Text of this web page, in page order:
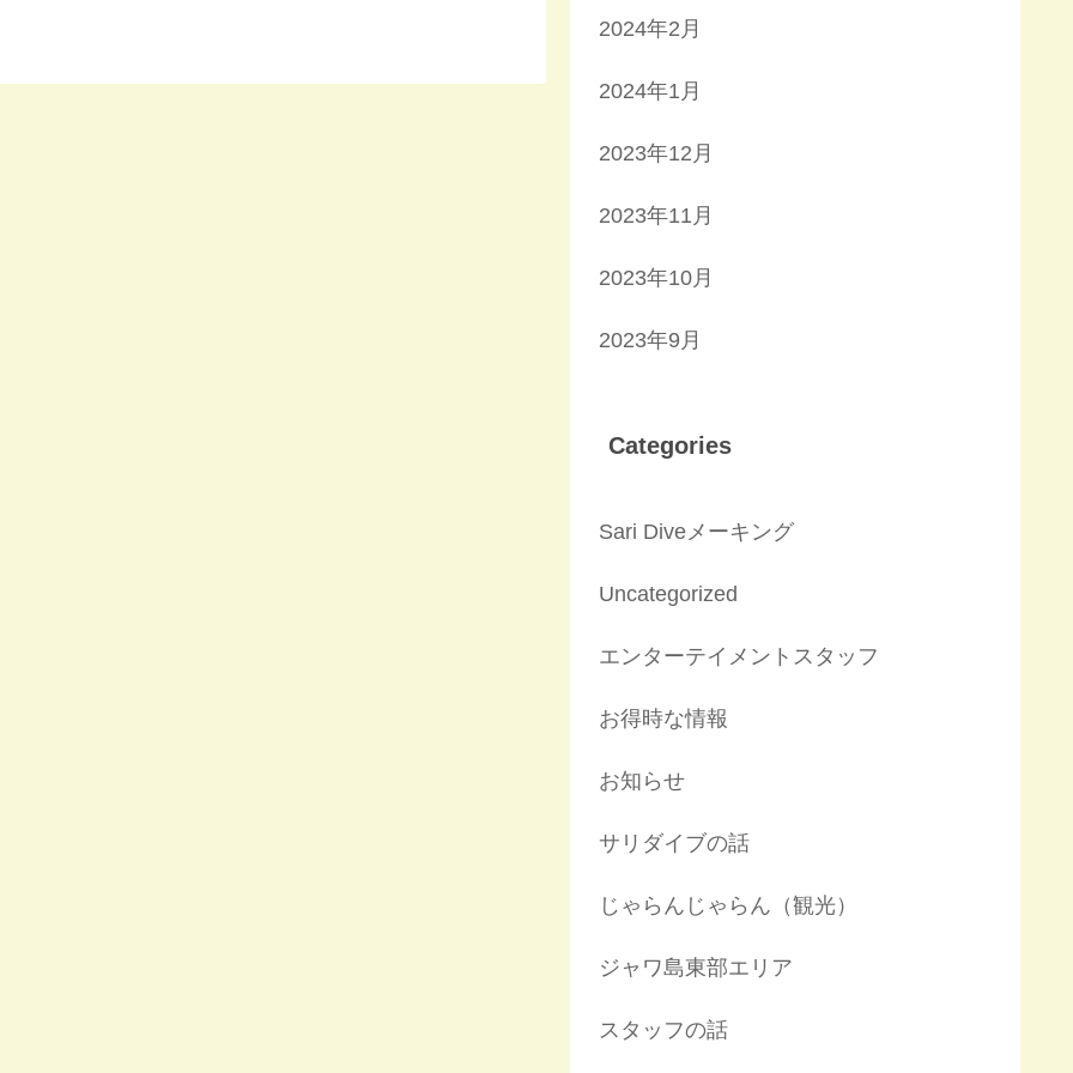
2024年2月
2024年1月
2023年12月
2023年11月
2023年10月
2023年9月
Categories
Sari Diveメーキング
Uncategorized
エンターテイメントスタッフ
お得時な情報
お知らせ
サリダイブの話
じゃらんじゃらん（観光）
ジャワ島東部エリア
スタッフの話